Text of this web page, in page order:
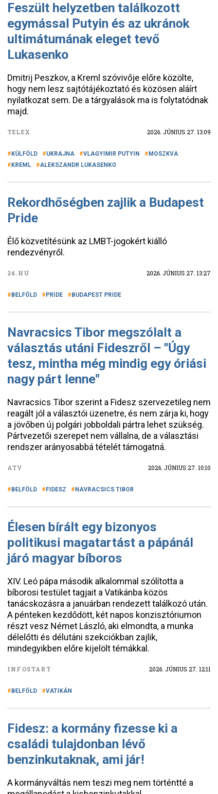
Feszült helyzetben találkozott
egymással Putyin és az ukránok
ultimátumának eleget tevő
Lukasenko
Dmitrij Peszkov, a Kreml szóvivője előre közölte,
hogy nem lesz sajtótájékoztató és közösen aláírt
nyilatkozat sem. De a tárgyalások ma is folytatódnak
majd.
TELEX 2026. JÚNIUS 27. 13:09
KÜLFÖLD UKRAJNA VLAGYIMIR PUTYIN
MOSZKVA
KREML
ALEKSZANDR LUKASENKO
Rekordhőségben zajlik a Budapest
Pride
Élő közvetítésünk az LMBT-jogokért kiálló
rendezvényről.
24.HU 2026. JÚNIUS 27. 13:27
BELFÖLD PRIDE BUDAPEST PRIDE
Navracsics Tibor megszólalt a
választás utáni Fideszről – "Úgy
tesz, mintha még mindig egy óriási
nagy párt lenne"
Navracsics Tibor szerint a Fidesz szervezetileg nem
reagált jól a választói üzenetre, és nem zárja ki, hogy
a jövőben új polgári jobboldali pártra lehet szükség.
Pártvezetői szerepet nem vállalna, de a választási
rendszer arányosabbá tételét támogatná.
ATV 2026. JÚNIUS 27. 10:10
BELFÖLD FIDESZ NAVRACSICS TIBOR
Élesen bírált egy bizonyos
politikusi magatartást a pápánál
járó magyar bíboros
XIV. Leó pápa második alkalommal szólította a
bíborosi testület tagjait a Vatikánba közös
tanácskozásra a januárban rendezett találkozó után.
A pénteken kezdődött, két napos konzisztóriumon
részt vesz Német László, aki elmondta, a munka
délelőtti és délutáni szekciókban zajlik,
mindegyikben előre kijelölt témákkal.
INFOSTART 2026. JÚNIUS 27. 12:11
BELFÖLD VATIKÁN
Fidesz: a kormány fizesse ki a
családi tulajdonban lévő
benzinkutaknak, ami jár!
A kormányváltás nem teszi meg nem történtté a